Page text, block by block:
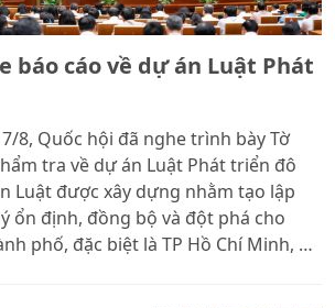
báo cáo về dự án Luật Phát
7/8, Quốc hội đã nghe trình bày Tờ
tra về dự án Luật Phát triển đô
Luật được xây dựng nhằm tạo lập
ổn định, đồng bộ và đột phá cho
phố, đặc biệt là TP Hồ Chí Minh, đô